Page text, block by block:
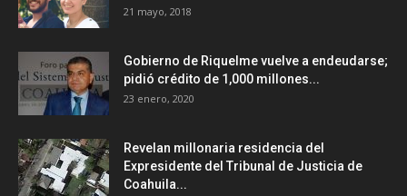
21 mayo, 2018
Gobierno de Riquelme vuelve a endeudarse;
pidió crédito de 1,000 millones...
23 enero, 2020
Revelan millonaria residencia del
Expresidente del Tribunal de Justicia de
Coahuila...